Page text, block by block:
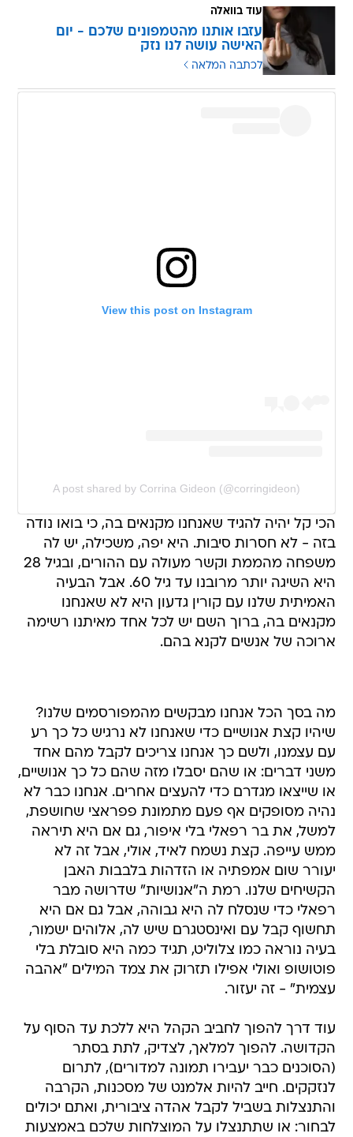
עוד בוואלה
עזבו אותנו מהטמפונים שלכם - יום
האישה עושה לנו נזק
לכתבה המלאה
View this post on Instagram
A post shared by Corrina Gideon (@corringideon)
הכי קל יהיה להגיד שאנחנו מקנאים בה, כי בואו נודה
בזה - לא חסרות סיבות. היא יפה, משכילה, יש לה
משפחה מהממת וקשר מעולה עם ההורים, ובגיל 28
היא השיגה יותר מרובנו עד גיל 60. אבל הבעיה
האמיתית שלנו עם קורין גדעון היא לא שאנחנו
מקנאים בה, ברוך השם יש לכל אחד מאיתנו רשימה
ארוכה של אנשים לקנא בהם.
מה בסך הכל אנחנו מבקשים מהמפורסמים שלנו?
שיהיו קצת אנושיים כדי שאנחנו לא נרגיש כל כך רע
עם עצמנו, ולשם כך אנחנו צריכים לקבל מהם אחד
משני דברים: או שהם יסבלו מזה שהם כל כך אנושיים,
או שייצאו מגדרם כדי להעצים אחרים. אנחנו כבר לא
נהיה מסופקים אף פעם מתמונת פפראצי שחושפת,
למשל, את בר רפאלי בלי איפור, גם אם היא תיראה
ממש עייפה. קצת נשמח לאיד, אולי, אבל זה לא
יעורר שום אמפתיה או הזדהות בלבבות האבן
הקשיחים שלנו. רמת ה"אנושיות" שדרושה מבר
רפאלי כדי שנסלח לה היא גבוהה, אבל גם אם היא
תחשוף קבל עם ואינסטגרם שיש לה, אלוהים ישמור,
בעיה נוראה כמו צלוליט, תגיד כמה היא סובלת בלי
פוטושופ ואולי אפילו תזרוק את צמד המילים "אהבה
עצמית" - זה יעזור.
עוד דרך להפוך לחביב הקהל היא ללכת עד הסוף על
הקדושה. להפוך למלאך, לצדיק, לתת בסתר
(הסוכנים כבר יעבירו תמונה למדורים), לתרום
לנזקקים. חייב להיות אלמנט של מסכנות, הקרבה
והתנצלות בשביל לקבל אהדה ציבורית, ואתם יכולים
לבחור: או שתתנצלו על המוצלחות שלכם באמצעות